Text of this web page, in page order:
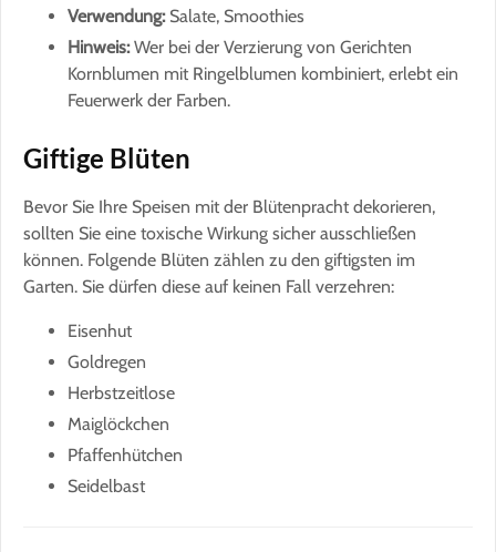
Verwendung:Salate, Smoothies
Hinweis:Wer bei der Verzierung von Gerichten
Kornblumen mit Ringelblumen kombiniert, erlebt ein
Feuerwerk der Farben.
Giftige Blüten
Bevor Sie Ihre Speisen mit der Blütenpracht dekorieren,
sollten Sie eine toxische Wirkung sicher ausschließen
können. Folgende Blüten zählen zu den giftigsten im
Garten. Sie dürfen diese auf keinen Fall verzehren:
Eisenhut
Goldregen
Herbstzeitlose
Maiglöckchen
Pfaffenhütchen
Seidelbast